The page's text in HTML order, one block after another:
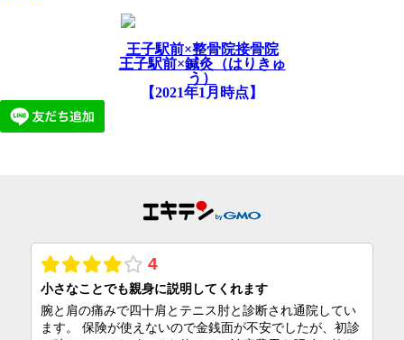
王子駅前×整骨院接骨院
王子駅前×鍼灸（はりきゅ
う）
【2021年1月時点】